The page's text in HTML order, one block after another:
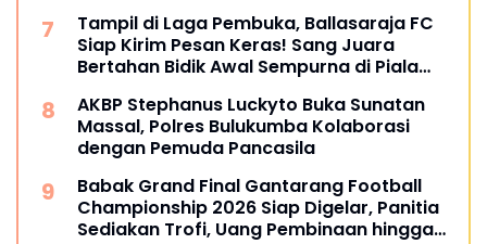
Tampil di Laga Pembuka, Ballasaraja FC
Siap Kirim Pesan Keras! Sang Juara
Bertahan Bidik Awal Sempurna di Piala
AKBP Stephanus Luckyto Buka Sunatan
Massal, Polres Bulukumba Kolaborasi
dengan Pemuda Pancasila
Babak Grand Final Gantarang Football
Championship 2026 Siap Digelar, Panitia
Sediakan Trofi, Uang Pembinaan hingga